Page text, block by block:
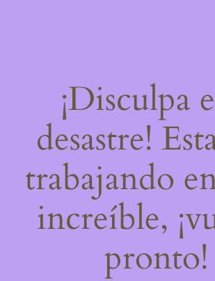
¡Disculpa
desastre!
trabajando
increíble,
pronto!